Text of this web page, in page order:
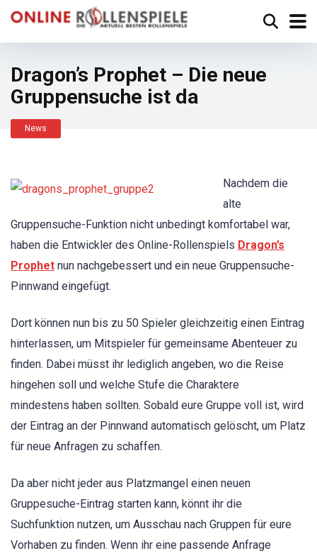
Dragon’s Prophet – Die neue
Gruppensuche ist da
News
Nachdem die
alte
Gruppensuche-Funktion nicht unbedingt komfortabel war,
haben die Entwickler des Online-Rollenspiels Dragon’s
Prophet nun nachgebessert und ein neue Gruppensuche-
Pinnwand eingefügt.
Dort können nun bis zu 50 Spieler gleichzeitig einen Eintrag
hinterlassen, um Mitspieler für gemeinsame Abenteuer zu
finden. Dabei müsst ihr lediglich angeben, wo die Reise
hingehen soll und welche Stufe die Charaktere
mindestens haben sollten. Sobald eure Gruppe voll ist, wird
der Eintrag an der Pinnwand automatisch gelöscht, um Platz
für neue Anfragen zu schaffen.
Da aber nicht jeder aus Platzmangel einen neuen
Gruppesuche-Eintrag starten kann, könnt ihr die
Suchfunktion nutzen, um Ausschau nach Gruppen für eure
Vorhaben zu finden. Wenn ihr eine passende Anfrage